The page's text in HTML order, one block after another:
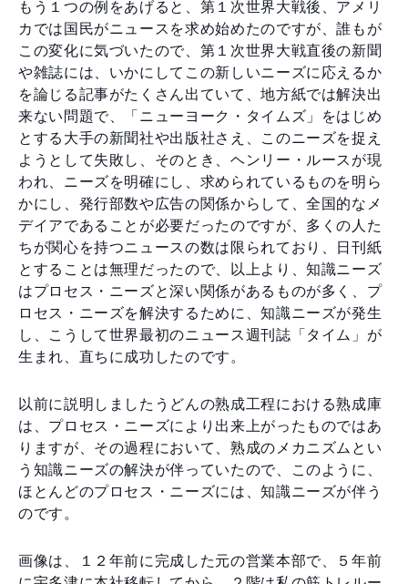
もう１つの例をあげると、第１次世界大戦後、アメリ
カでは国民がニュースを求め始めたのですが、誰もが
この変化に気づいたので、第１次世界大戦直後の新聞
や雑誌には、いかにしてこの新しいニーズに応えるか
を論じる記事がたくさん出ていて、地方紙では解決出
来ない問題で、「ニューヨーク・タイムズ」をはじめ
とする大手の新聞社や出版社さえ、このニーズを捉え
ようとして失敗し、そのとき、ヘンリー・ルースが現
われ、ニーズを明確にし、求められているものを明ら
かにし、発行部数や広告の関係からして、全国的なメ
デイアであることが必要だったのですが、多くの人た
ちが関心を持つニュースの数は限られており、日刊紙
とすることは無理だったので、以上より、知識ニーズ
はプロセス・ニーズと深い関係があるものが多く、プ
ロセス・ニーズを解決するために、知識ニーズが発生
し、こうして世界最初のニュース週刊誌「タイム」が
生まれ、直ちに成功したのです。
以前に説明しましたうどんの熟成工程における熟成庫
は、プロセス・ニーズにより出来上がったものではあ
りますが、その過程において、熟成のメカニズムとい
う知識ニーズの解決が伴っていたので、このように、
ほとんどのプロセス・ニーズには、知識ニーズが伴う
のです。
画像は、１２年前に完成した元の営業本部で、５年前